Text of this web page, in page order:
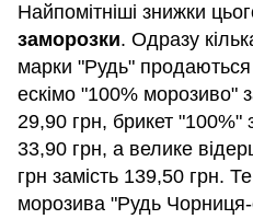
Найпомітніші знижки
заморозки. Одразу
марки "Рудь" продаються
ескімо "100% морозиво"
29,90 грн, брикет "100%"
33,90 грн, а велике
грн замість 139,50 грн.
морозива "Рудь Чорниця-